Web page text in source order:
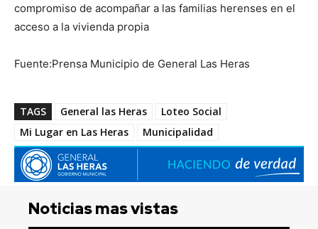
compromiso de acompañar a las familias herenses en el
acceso a la vivienda propia
Fuente:Prensa Municipio de General Las Heras
TAGS General las Heras
Loteo Social
Mi Lugar en Las Heras
Municipalidad
Noticias mas vistas